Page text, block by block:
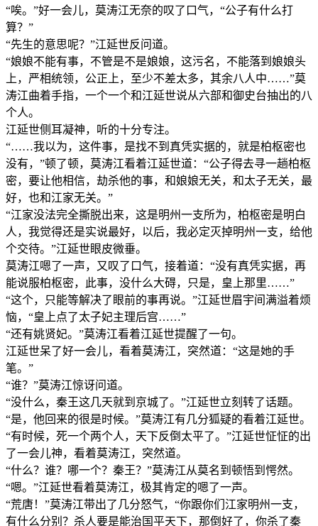
“唉。”好一会儿，莫涛江无奈的叹了口气，“公子有什么打
算？”
“先生的意思呢？”江延世反问道。
“娘娘不能有事，不管是不是娘娘，这污名，不能落到娘娘头
上，严相统领，公正上，至少不差太多，其余八人中……”莫
涛江曲着手指，一个一个和江延世说从六部和御史台抽出的八
个人。
江延世侧耳凝神，听的十分专注。
“……我以为，这件事，是找不到真凭实据的，就是柏枢密也
没有，”顿了顿，莫涛江看着江延世道：“公子得去寻一趟柏枢
密，要让他相信，劫杀他的事，和娘娘无关，和太子无关，最
好，也和江家无关。”
“江家没法完全撕脱出来，这是明州一支所为，柏枢密是明白
人，我觉得还是实说最好，以后，我必定灭掉明州一支，给他
个交待。”江延世眼皮微垂。
莫涛江嗯了一声，又叹了口气，接着道：“没有真凭实据，再
能说服柏枢密，此事，没什么大碍，只是，皇上那里……”
“这个，只能等解决了眼前的事再说。”江延世眉宇间满溢着烦
恼，“皇上点了太子妃主理后宫……”
“还有姚贤妃。”莫涛江看着江延世提醒了一句。
江延世呆了好一会儿，看着莫涛江，突然道：“这是她的手
笔。”
“谁？”莫涛江惊讶问道。
“没什么，秦王这几天就到京城了。”江延世立刻转了话题。
“是，他回来的很是时候。”莫涛江有几分狐疑的看着江延世。
“有时候，死一个两个人，天下反倒太平了。”江延世怔怔的出
了一会儿神，看着莫涛江，突然道。
“什么？谁？哪一个？秦王？”莫涛江从莫名到顿悟到愕然。
“嗯。”江延世看着莫涛江，极其肯定的嗯了一声。
“荒唐！”莫涛江带出了几分怒气，“你跟你们江家明州一支，
有什么分别？杀人要是能治国平天下，那倒好了，你杀了秦